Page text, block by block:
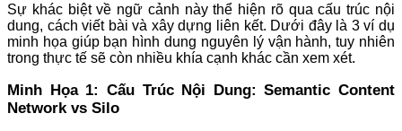
Sự khác biệt về ngữ cảnh này thể hiện rõ qua cấu trúc nội
dung, cách viết bài và xây dựng liên kết. Dưới đây là 3 ví dụ
minh họa giúp bạn hình dung nguyên lý vận hành, tuy nhiên
trong thực tế sẽ còn nhiều khía cạnh khác cần xem xét.
Minh Họa 1: Cấu Trúc Nội Dung: Semantic Content
Network vs Silo